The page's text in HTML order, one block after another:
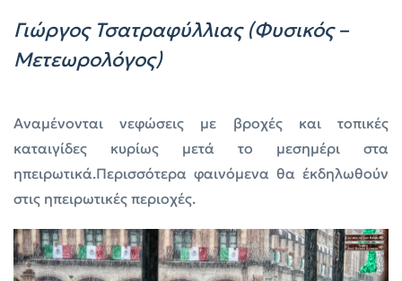
Γιώργος Τσατραφύλλιας (Φυσικός –
Μετεωρολόγος)
Αναμένονται νεφώσεις με βροχές και τοπικές
καταιγίδες κυρίως μετά το μεσημέρι στα
ηπειρωτικά.Περισσότερα φαινόμενα θα έκδηλωθούν
στις ηπειρωτικές περιοχές.